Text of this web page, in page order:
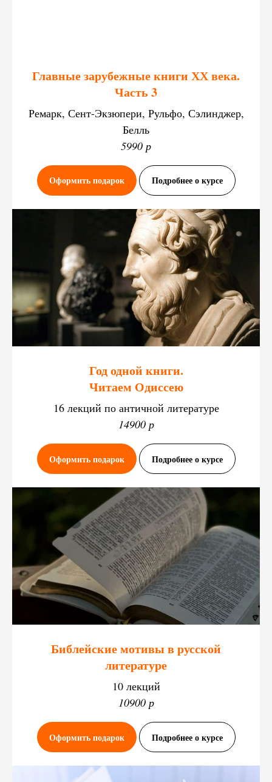
Главные зарубежные книги ХХ века.
Часть 3
Ремарк, Сент-Экзюпери, Рульфо, Сэлинджер,
Белль
5990 р
Оформить подарок Подробнее о курсе
Год одной книги.
Читаем Одиссею
16 лекций по античной литературе
14900 р
Оформить подарок Подробнее о курсе
Библейские мотивы в русской
литературе
10 лекций
10900 р
Оформить подарок Подробнее о курсе